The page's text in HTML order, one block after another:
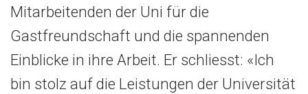
Mitarbeitenden der Uni für die
Gastfreundschaft und die spannenden
Einblicke in ihre Arbeit. Er schliesst: «Ich
bin stolz auf die Leistungen der Universität